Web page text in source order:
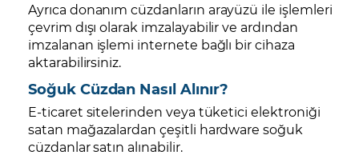
Ayrıca donanım cüzdanların arayüzü ile işlemleri
çevrim dışı olarak imzalayabilir ve ardından
imzalanan işlemi internete bağlı bir cihaza
aktarabilirsiniz.
Soğuk Cüzdan Nasıl Alınır?
E-ticaret sitelerinden veya tüketici elektroniği
satan mağazalardan çeşitli hardware soğuk
cüzdanlar satın alınabilir.